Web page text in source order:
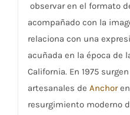
observar en el formato
acompañado con la
relaciona con una
acuñada en la época de
California. En 1975
artesanales de Anchoren
resurgimiento moderno